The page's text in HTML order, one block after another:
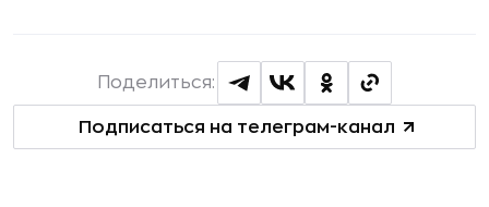
Подписаться на телеграм-канал
Поделиться: